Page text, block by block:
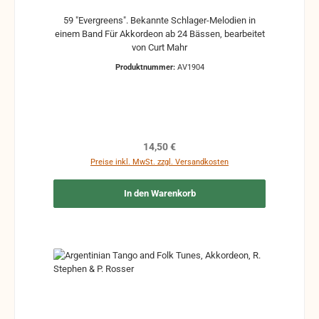
59 "Evergreens". Bekannte Schlager-Melodien in
einem Band Für Akkordeon ab 24 Bässen, bearbeitet
von Curt Mahr
Produktnummer: AV1904
Regulärer Preis:
14,50 €
Preise inkl. MwSt. zzgl. Versandkosten
In den Warenkorb